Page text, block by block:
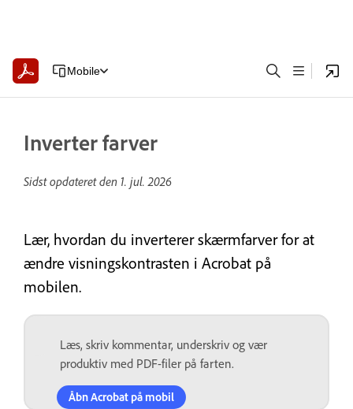
Mobile
Inverter farver
Sidst opdateret den 1. jul. 2026
Lær, hvordan du inverterer skærmfarver for at
ændre visningskontrasten i Acrobat på
mobilen.
Læs, skriv kommentar, underskriv og vær
produktiv med PDF-filer på farten.
Åbn Acrobat på mobil